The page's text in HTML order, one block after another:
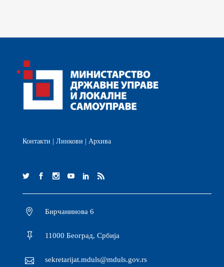
Контакти Линкови Архива
Бирчанинова 6
11000 Београд, Србија
sekretarijat.mduls@mduls.gov.rs